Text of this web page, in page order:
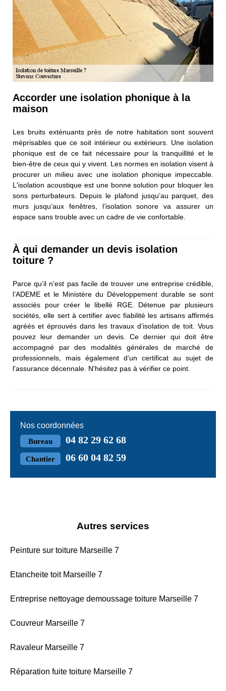
Accorder une isolation phonique à la
maison
Les bruits exténuants près de notre habitation sont souvent
méprisables que ce soit intérieur ou extérieurs. Une isolation
phonique est de ce fait nécessaire pour la tranquillité et le
bien-être de ceux qui y vivent. Les normes en isolation visent à
procurer un milieu avec une isolation phonique impeccable.
L'isolation acoustique est une bonne solution pour bloquer les
sons perturbateurs. Depuis le plafond jusqu’au parquet, des
murs jusqu’aux fenêtres, l’isolation sonore va assurer un
espace sans trouble avec un cadre de vie confortable.
À qui demander un devis isolation
toiture ?
Parce qu’il n’est pas facile de trouver une entreprise crédible,
l’ADEME et le Ministère du Développement durable se sont
associés pour créer le libellé RGE. Détenue par plusieurs
sociétés, elle sert à certifier avec fiabilité les artisans affirmés
agréés et éprouvés dans les travaux d’isolation de toit. Vous
pouvez leur demander un devis. Ce dernier qui doit être
accompagné par des modalités générales de marché de
professionnels, mais également d’un certificat au sujet de
l'assurance décennale. N'hésitez pas à vérifier ce point.
Nos coordonnées
Bureau 04 82 29 62 68
Chantier 06 60 04 82 59
Autres services
Peinture sur toiture Marseille 7
Etancheite toit Marseille 7
Entreprise nettoyage demoussage toiture Marseille 7
Couvreur Marseille 7
Ravaleur Marseille 7
Réparation fuite toiture Marseille 7